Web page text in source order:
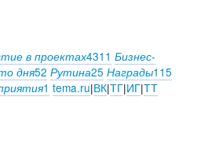
в проектах4311 Бизнес-
дня52 Рутина25 Награды115
1 tema.ru|ВК|ТГ|ИГ|ТТ